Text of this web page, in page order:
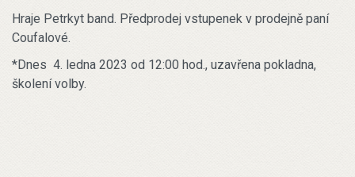
Hraje Petrkyt band. Předprodej vstupenek v prodejně paní
Coufalové.
*Dnes 4. ledna 2023 od 12:00 hod., uzavřena pokladna,
školení volby.